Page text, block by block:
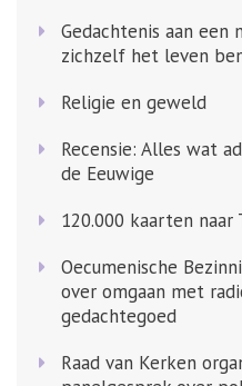
Gedachtenis aan een
zichzelf het leven
Religie en geweld
Recensie: Alles wat
de Eeuwige
120.000 kaarten naar
Oecumenische
over omgaan met
gedachtegoed
Raad van Kerken